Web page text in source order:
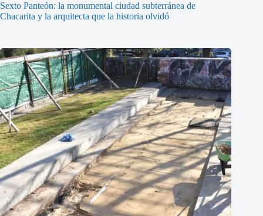
Sexto Panteón: la monumental ciudad subterránea de
Chacarita y la arquitecta que la historia olvidó